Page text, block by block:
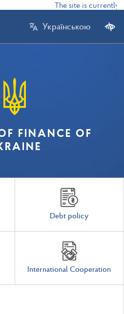
The site is currently in
Українською
FINANCE OF
Debt policy
International Cooperation